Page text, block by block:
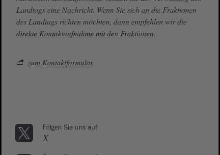
Landtags eine Nachricht. Wenn Sie sich an die Fraktionen
des Landtags richten möchten, dann empfehlen wir die
direkte Kontaktaufnahme mit den Fraktionen.
zum Kontaktformular
Folgen Sie uns auf
X